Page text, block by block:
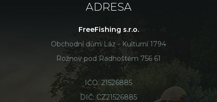
ADRESA
FreeFishing s.r.o.
Obchodní dům Láz - Kulturní 1794
Rožnov pod Radhoštěm 756 61
IČO: 21526885
DIČ: CZ21526885